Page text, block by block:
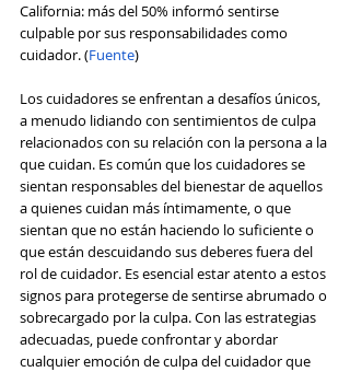
California: más del 50% informó sentirse
culpable por sus responsabilidades como
cuidador. (Fuente)
Los cuidadores se enfrentan a desafíos únicos,
a menudo lidiando con sentimientos de culpa
relacionados con su relación con la persona a la
que cuidan. Es común que los cuidadores se
sientan responsables del bienestar de aquellos
a quienes cuidan más íntimamente, o que
sientan que no están haciendo lo suficiente o
que están descuidando sus deberes fuera del
rol de cuidador. Es esencial estar atento a estos
signos para protegerse de sentirse abrumado o
sobrecargado por la culpa. Con las estrategias
adecuadas, puede confrontar y abordar
cualquier emoción de culpa del cuidador que